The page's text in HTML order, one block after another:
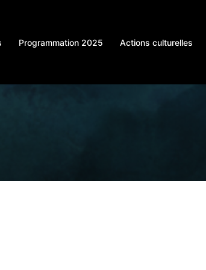
Programmation 2025 Actions culturelles